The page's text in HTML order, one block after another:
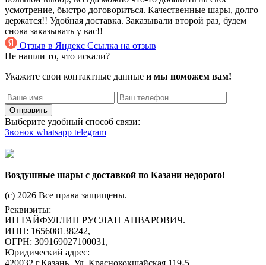
усмотрение, быстро договориться. Качественные шары, долго
держатся!! Удобная доставка. Заказывали второй раз, будем
снова заказывать у вас!!
Отзыв в Яндекс Ссылка на отзыв
Не нашли то, что искали?
Укажите свои контактные данные и мы поможем вам!
Отправить
Выберите удобный способ связи:
Звонок whatsapp telegram
Воздушные шары с доставкой по Казани недорого!
(c) 2026 Все права защищены.
Реквизиты:
ИП ГАЙФУЛЛИН РУСЛАН АНВАРОВИЧ.
ИНН: 165608138242,
ОГРН: 309169027100031,
Юридический адрес: